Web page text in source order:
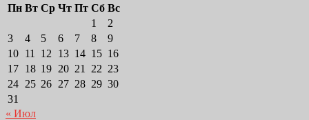
Пн Вт Ср Чт Пт Сб Вс
1
2
3
4 5 6 7 8
9
10 11 12 13 14 15 16
17 18 19 20 21 22 23
24 25 26 27 28 29 30
31
« Июл